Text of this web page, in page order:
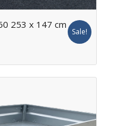
253 x 147 cm
Sale!